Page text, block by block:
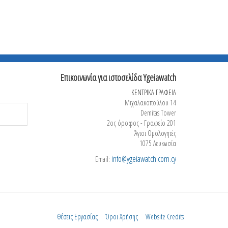
Επικοινωνία για ιστοσελίδα Ygeiawatch
ΚΕΝΤΡΙΚΑ ΓΡΑΦΕΙΑ
Μιχαλακοπούλου 14
Demitas Tower
2ος όροφος - Γραφείο 201
Άγιοι Ομολογητές
1075 Λευκωσία
Email: info@ygeiawatch.com.cy
Θέσεις Εργασίας Όροι Χρήσης Website Credits